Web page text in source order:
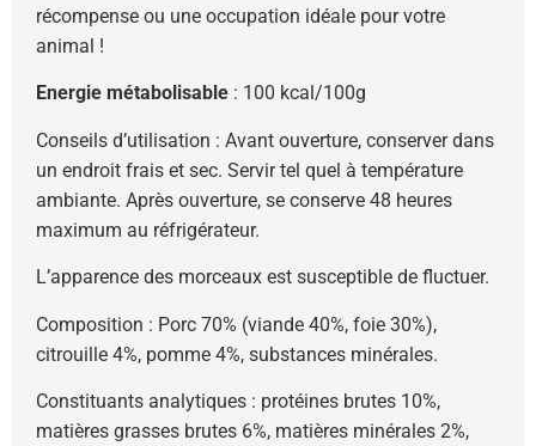
récompense ou une occupation idéale pour votre
animal !
Energie métabolisable : 100 kcal/100g
Conseils d’utilisation : Avant ouverture, conserver dans
un endroit frais et sec. Servir tel quel à température
ambiante. Après ouverture, se conserve 48 heures
maximum au réfrigérateur.
L’apparence des morceaux est susceptible de fluctuer.
Composition : Porc 70% (viande 40%, foie 30%),
citrouille 4%, pomme 4%, substances minérales.
Constituants analytiques : protéines brutes 10%,
matières grasses brutes 6%, matières minérales 2%,